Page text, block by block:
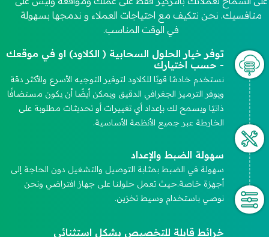
منافسيك. نحن نتكيف مع احتياجات العملاء و ندمجها بسهولة
في الوقت المناسب.
توفر خيار الحلول السحابية ( الكلاود) او في موقعك
- حسب اختيارك
نستخدم خادمًا قويًا للكلاود لتوفير التوجيه الأسرع والأكثر دقة
ويوفر الترميز الجغرافي الدقيق ويمكن أيضًا أن يكون مستضافًا
ذاتيًا ويسمح لك بإعداد أي تغييرات أو تحديثات مطلوبة على
الخارطة عبر جميع الأنظمة الأساسية.
سهولة الضبط والإعداد
سهولة في الضبط بمثابة التوصيل والتشغيل دون الحاجة إلى
أجهزة خاصة.حيث تعمل حلولنا على جهاز افتراضي ونحن
نوصي باستخدام وسيط تخزين.
خرائط قابلة للتخصيص بشكل استثنائي